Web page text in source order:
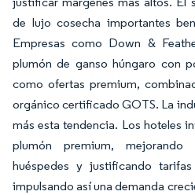
de lujo cosecha importantes
Empresas como Down &
plumón de ganso húngaro con
como ofertas premium,
orgánico certificado GOTS. La
más esta tendencia. Los hoteles
plumón premium,
huéspedes y justificando
impulsando así una demanda